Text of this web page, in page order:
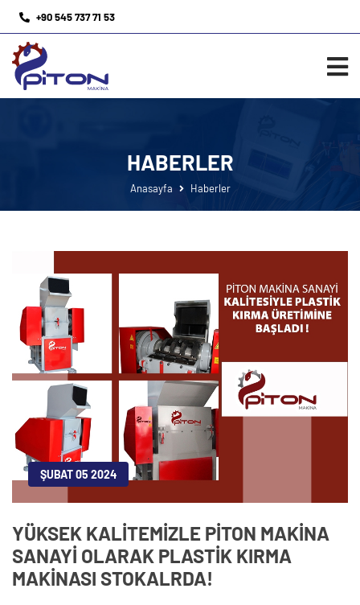
+90 545 737 71 53
HABERLER
Anasayfa Haberler
ŞUBAT 05 2024
YÜKSEK KALİTEMİZLE PİTON MAKİNA
SANAYİ OLARAK PLASTİK KIRMA
MAKİNASI STOKALRDA!